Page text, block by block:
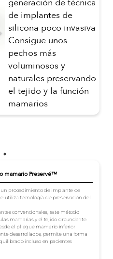
de implantes de
silicona poco invasiva
Consigue unos
pechos más
voluminosos y
naturales preservando
el tejido y la función
mamarios
mamario Preservé™
procedimiento de implante de
utiliza tecnología de preservación del
convencionales, este método
mamarias y el tejido circundante.
el pliegue mamario inferior
desarrollados, permite una forma
incluso en pacientes